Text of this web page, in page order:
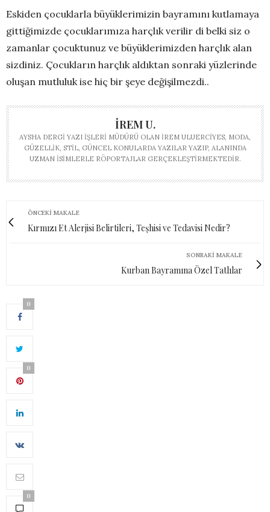
Eskiden çocuklarla büyüklerimizin bayramını kutlamaya
gittiğimizde çocuklarımıza harçlık verilir di belki siz o
zamanlar çocuktunuz ve büyüklerimizden harçlık alan
sizdiniz. Çocukların harçlık aldıktan sonraki yüzlerinde
oluşan mutluluk ise hiç bir şeye değişilmezdi..
İREM U.
AYSHA DERGI YAZI İŞLERI MÜDÜRÜ OLAN İREM ULUERCIYES, MODA,
GÜZELLIK, STIL, GÜNCEL KONULARDA YAZILAR YAZIP, ALANINDA
UZMAN ISIMLERLE RÖPORTAJLAR GERÇEKLEŞTIRMEKTEDIR.
ÖNCEKI MAKALE
Kırmızı Et Alerjisi Belirtileri, Teşhisi ve Tedavisi Nedir?
SONRAKI MAKALE
Kurban Bayramına Özel Tatlılar
0
0
0